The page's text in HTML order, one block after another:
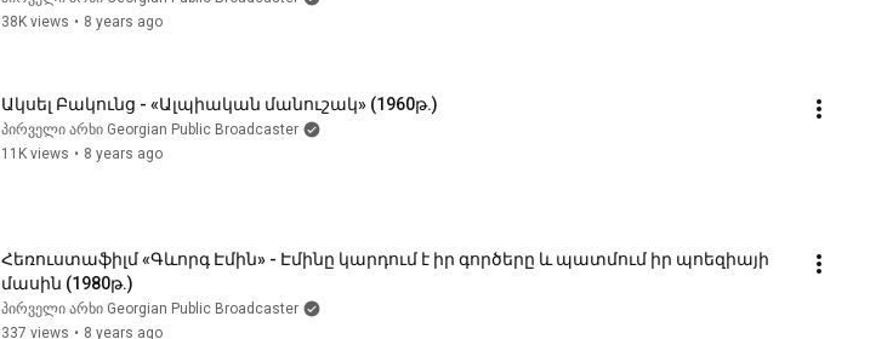
38K views • 8 years ago
Ակսել Բակունց - «Ալպիական մանուշակ» (1960թ.)
პირველი არხი Georgian Public Broadcaster
11K views • 8 years ago
Հեռուստաֆիլմ «Գևորգ Էմին» - Էմինը կարդում է իր գործերը և պատմում իր պոեզիայի
մասին (1980թ.)
პირველი არხი Georgian Public Broadcaster
337 views • 8 years ago